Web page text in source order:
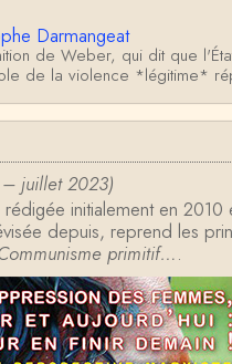
Darmangeat
de Weber, qui dit que
de la violence *légitime*
et complexe sujet ; l'ancien
que je suis, Alsacien de
Fustel de Coulanges, j'ai le
il y a près de 10 ans, un
Demoule
donc le monopole de la
interpréter la situation
– juillet 2023)
initialement en 2010
depuis, reprend les
primitif….